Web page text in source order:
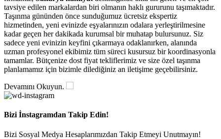
tavsiye edilen markalardan biri olmanın haklı gururunu taşımaktadır.
Taşınma gününden önce sunduğumuz ücretsiz ekspertiz
hizmetinden, yeni evinizde eşyalarınızın odalara yerleştirilmesine
kadar geçen her dakikada kurumsal bir muhatap bulursunuz. Siz
sadece yeni evinizin keyfini çıkarmaya odaklanırken, alanında
uzman profesyonel ekibimiz tüm süreci kusursuz bir koordinasyonla
tamamlar. Bütçenize dost fiyat tekliflerimiz ve size özel taşınma
planlamamız için bizimle dilediğiniz an iletişime geçebilirsiniz.
Devamını Okuyun.
Bizi İnstagramdan Takip Edin!
Bizi Sosyal Medya Hesaplarımızdan Takip Etmeyi Unutmayın!